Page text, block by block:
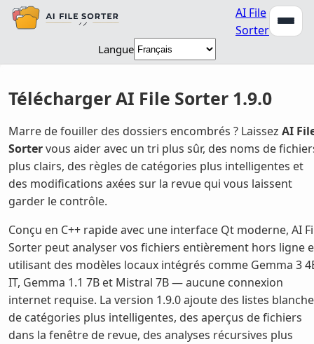
AI File
Sorter
Langue
Télécharger AI File Sorter 1.9.0
Marre de fouiller des dossiers encombrés ? Laissez AI
Sortervous aider avec un tri plus sûr, des noms de
plus clairs, des règles de catégories plus intelligentes et
des modifications axées sur la revue qui vous laissent
garder le contrôle.
Conçu en C++ rapide avec une interface Qt moderne, AI
Sorter peut analyser vos fichiers entièrement hors ligne
utilisant des modèles locaux intégrés comme Gemma 3
IT, Gemma 1.1 7B et Mistral 7B — aucune connexion
internet requise. La version 1.9.0 ajoute des listes
de catégories plus intelligentes, des aperçus de fichiers
dans la fenêtre de revue, des analyses récursives plus